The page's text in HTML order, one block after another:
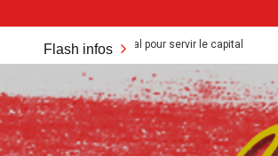
Flash infos
sont mis a mal pour servir le capital